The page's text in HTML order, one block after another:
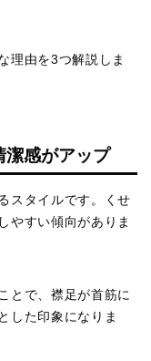
理由を3つ解説しま
潔感がアップ
スタイルです。くせ
やすい傾向がありま
とで、襟足が首筋に
した印象になりま